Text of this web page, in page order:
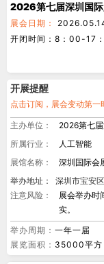
2026第七届深圳国
展会日期：
开闭时间：8：00-17
开展提醒
点击订阅，展会变动第一
主办单位：
2026第七
所属行业：
人工智能
展馆名称：
深圳国际会
举办地址：
深圳市宝安
注意风险：
展会举办时
实。
举办周期： 一年一届
展览面积： 35000平方